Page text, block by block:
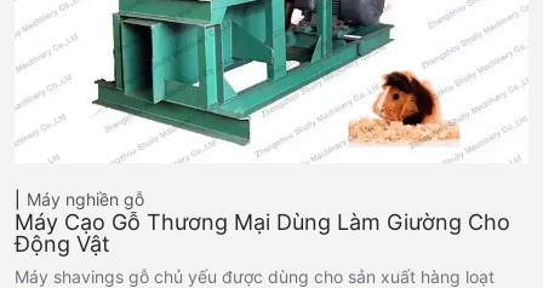
Máy nghiền gỗ
Máy Cạo Gỗ Thương Mại Dùng Làm Giường Cho
Động Vật
Máy shavings gỗ chủ yếu được dùng cho sản xuất hàng loạt